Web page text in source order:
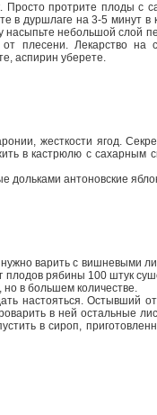
Просто протрите плоды с
в дуршлаге на 3-5 минут в
насыпьте небольшой слой
от плесени. Лекарство на
аспирин уберете.
жесткости ягод.
в кастрюлю с сахарным
дольками антоновские
варить с вишневыми
плодов рябины 100 штук
но в большем количестве.
настояться. Остывший
в ней остальные
в сироп,